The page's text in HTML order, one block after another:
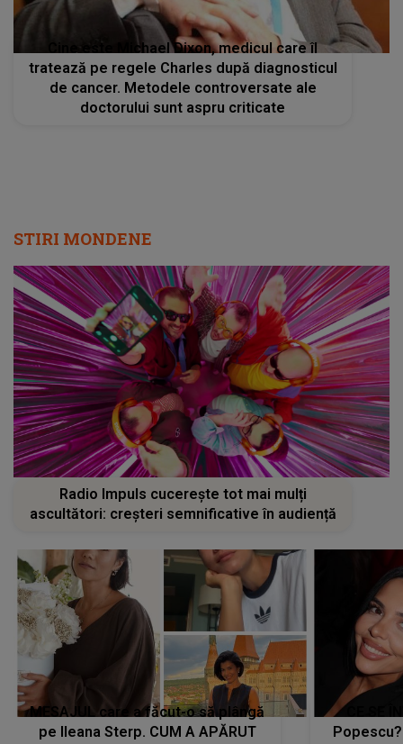
Cine este Michael Dixon, medicul care îl
tratează pe regele Charles după diagnosticul
de cancer. Metodele controversate ale
doctorului sunt aspru criticate
STIRI MONDENE
Radio Impuls cucerește tot mai mulți
ascultători: creșteri semnificative în audiență
MESAJUL care a făcut-o să plângă
pe Ileana Sterp. CUM A APĂRUT